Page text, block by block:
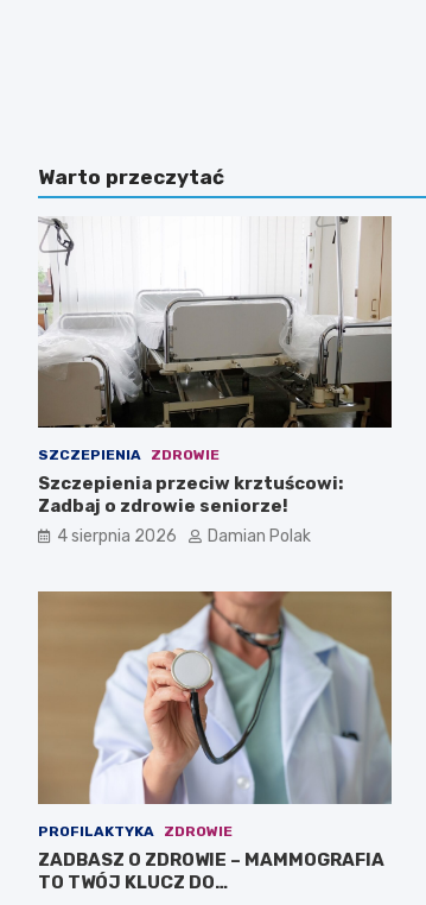
Warto przeczytać
SZCZEPIENIA ZDROWIE
Szczepienia przeciw krztuścowi:
Zadbaj o zdrowie seniorze!
4 sierpnia 2026 Damian Polak
PROFILAKTYKA ZDROWIE
ZADBASZ O ZDROWIE – MAMMOGRAFIA
TO TWÓJ KLUCZ DO